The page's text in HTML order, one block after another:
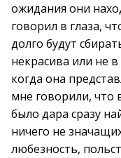
ожидания они
говорил в глаза,
долго будут
некрасива или не
когда она
мне говорили, что
было дара сразу
ничего не
любезность,